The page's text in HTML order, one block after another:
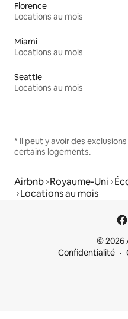
Florence
Locations au mois
Miami
Locations au mois
Seattle
Locations au mois
* Il peut y avoir des
certains logements.
Airbnb Royaume-Uni
Locations au mois
© 2026
Confidentialité